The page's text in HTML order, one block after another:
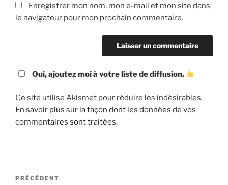
Enregistrer mon nom, mon e-mail et mon site dans
le navigateur pour mon prochain commentaire.
Oui, ajoutez moi à votre liste de diffusion.
Ce site utilise Akismet pour réduire les indésirables.
En savoir plus sur la façon dont les données de vos
commentaires sont traitées.
Navigation
Article
PRÉCÉDENT